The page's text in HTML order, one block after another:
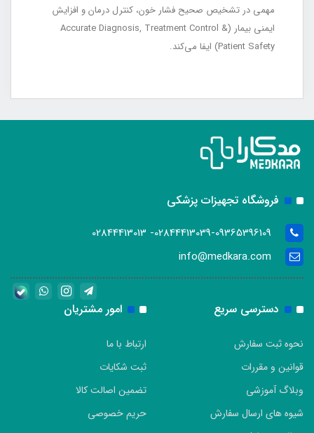
مهمی در تشخیص صحیح فشار خون، کنترل درمان و افزایش
ایمنی بیمار (Accurate Diagnosis, Treatment Control &
Patient Safety) ایفا می‌کند.
فروشگاه تجهیزات پزشکی
02844413039-09365396109- 02844413013
info@medkara.com
دسترسی سریع
نحوه ثبت سفارش
قوانین و مقررات
وبلاگ آموزشی
شیوه های ارسال سفارش
امور مشتریان
ارتباط با ما
ثبت شکایات
تضمین اصالت کالا
حریم خصوصی